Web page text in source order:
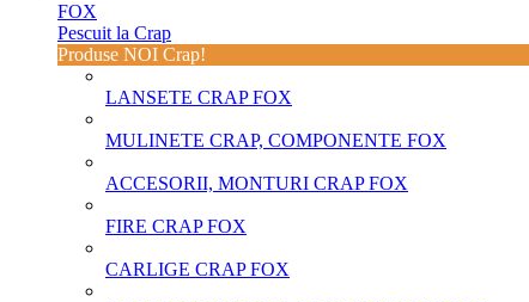
FOX
Pescuit la Crap
Produse NOI Crap!
LANSETE CRAP FOX
MULINETE CRAP, COMPONENTE FOX
ACCESORII, MONTURI CRAP FOX
FIRE CRAP FOX
CARLIGE CRAP FOX